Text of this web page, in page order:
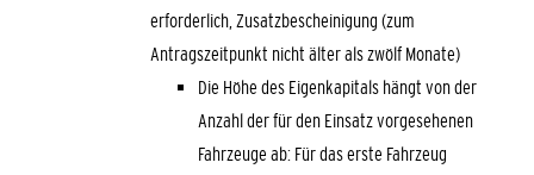
erforderlich, Zusatzbescheinigung (zum
Antragszeitpunkt nicht älter als zwölf Monate)
Die Höhe des Eigenkapitals hängt von der
Anzahl der für den Einsatz vorgesehenen
Fahrzeuge ab: Für das erste Fahrzeug